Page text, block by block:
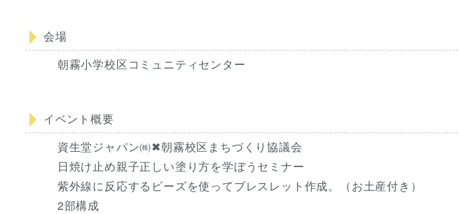
会場
朝霧小学校区コミュニティセンター
イベント概要
資生堂ジャパン㈱✖朝霧校区まちづくり協議会
日焼け止め親子正しい塗り方を学ぼうセミナー
紫外線に反応するビーズを使ってブレスレット作成。（お土産付き）
2部構成